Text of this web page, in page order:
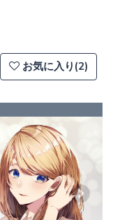
お気に入り(2)
Next